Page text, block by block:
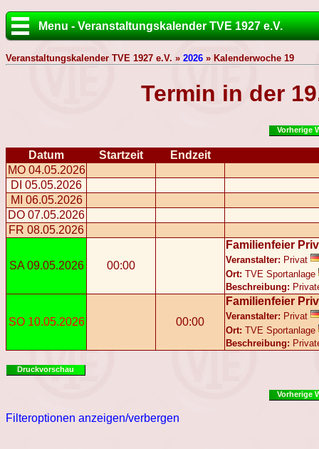
Menu - Veranstaltungskalender TVE 1927 e.V.
Veranstaltungskalender TVE 1927 e.V. » 2026 » Kalenderwoche 19
Termin in der
Vorherige
Datum Startzeit
Endzeit
MO 04.05.2026
DI 05.05.2026
MI 06.05.2026
DO 07.05.2026
FR 08.05.2026
SA 09.05.2026 00:00
Familienfeier
Veranstalter: Privat
Ort: TVE Sportanlage
Beschreibung:
SO 10.05.2026 00:00
Familienfeier
Veranstalter: Privat
Ort: TVE Sportanlage
Beschreibung:
Druckvorschau
Vorherige
Filteroptionen anzeigen/verbergen